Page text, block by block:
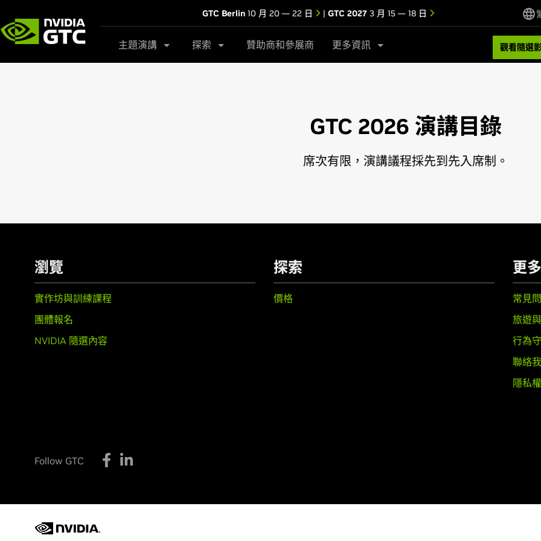
GTC Berlin 10 月 20 — 22 日 | GTC 2027 3 月 15 — 18 日
主題演講 探索 贊助商和參展商 更多資訊 觀看隨選
GTC 2026 演講目錄
席次有限，演講議程採先到先入席制。
瀏覽
實作坊與訓練課程
團體報名
NVIDIA 隨選內容
探索
價格
更多
常見
旅遊
行為
聯絡
隱私
Follow GTC